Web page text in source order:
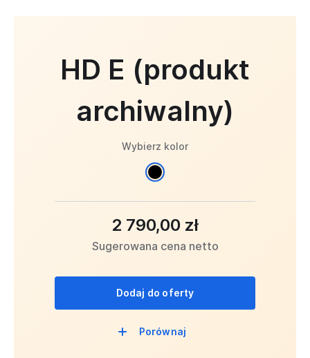
HD E (produkt
archiwalny)
Wybierz kolor
2 790,00 zł
Sugerowana cena netto
Dodaj do oferty
Porównaj